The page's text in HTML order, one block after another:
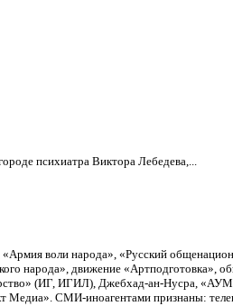
психиатра Виктора Лебедева,...
воли народа», «Русский
движение «Артподготовка»,
(ИГ, ИГИЛ), Джебхад-ан-Нусра,
Медиа». СМИ-иноагентами признаны: